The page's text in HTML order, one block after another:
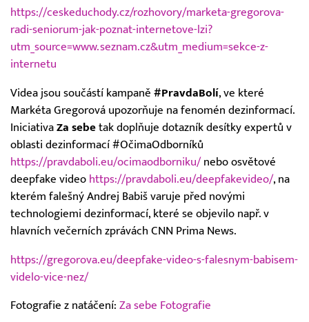
https://ceskeduchody.cz/rozhovory/marketa-gregorova-
radi-seniorum-jak-poznat-internetove-lzi?
utm_source=www.seznam.cz&utm_medium=sekce-z-
internetu
Videa jsou součástí kampaně #PravdaBolí, ve které
Markéta Gregorová upozorňuje na fenomén dezinformací.
Iniciativa Za sebe tak doplňuje dotazník desítky expertů v
oblasti dezinformací #OčimaOdborníků
https://pravdaboli.eu/ocimaodborniku/nebo osvětové
deepfake video https://pravdaboli.eu/deepfakevideo/, na
kterém falešný Andrej Babiš varuje před novými
technologiemi dezinformací, které se objevilo např. v
hlavních večerních zprávách CNN Prima News.
https://gregorova.eu/deepfake-video-s-falesnym-babisem-
videlo-vice-nez/
Fotografie z natáčení: Za sebe Fotografie